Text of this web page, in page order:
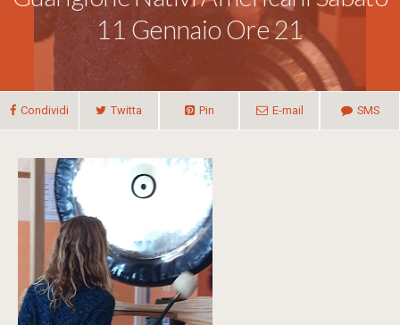
11 Gennaio Ore 21
Condividi Twitta Pin E-mail SMS